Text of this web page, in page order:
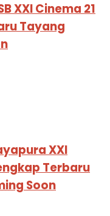
XXI Cinema 21
Tayang
XXI
Terbaru
Soon